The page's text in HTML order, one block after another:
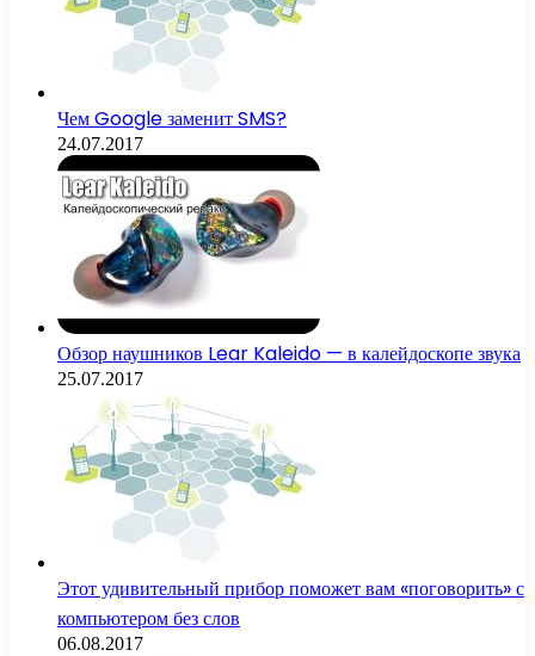
Чем Google заменит SMS?
24.07.2017
Обзор наушников Lear Kaleido — в калейдоскопе звука
25.07.2017
Этот удивительный прибор поможет вам «поговорить» с
компьютером без слов
06.08.2017